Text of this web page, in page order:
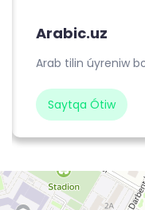
Arabic.uz
Arab tilin úyreniw
Saytqa Ótiw
Средне-специальное
Духовное учебное заведение в